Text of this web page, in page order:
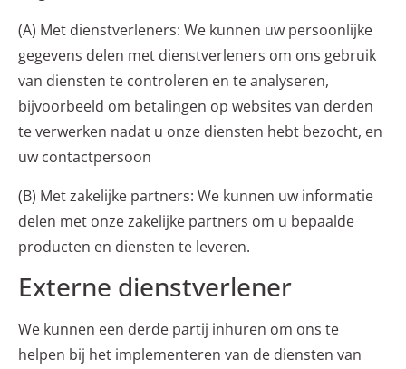
(A) Met dienstverleners: We kunnen uw persoonlijke
gegevens delen met dienstverleners om ons gebruik
van diensten te controleren en te analyseren,
bijvoorbeeld om betalingen op websites van derden
te verwerken nadat u onze diensten hebt bezocht, en
uw contactpersoon
(B) Met zakelijke partners: We kunnen uw informatie
delen met onze zakelijke partners om u bepaalde
producten en diensten te leveren.
Externe dienstverlener
We kunnen een derde partij inhuren om ons te
helpen bij het implementeren van de diensten van